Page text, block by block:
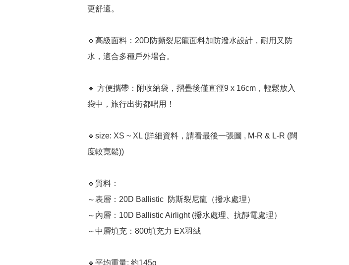
更舒適。
🔹高級面料：20D防撕裂尼龍面料加防潑水設計，耐用又防
水，適合多種戶外場合。
🔹 方便攜帶：附收納袋，摺疊後僅直徑9 x 16cm，輕鬆放入
袋中，旅行出街都啱用！
🔹size: XS ~ XL (詳細資料，請看最後一張圖 , M-R & L-R (闊
度較寬鬆))
🔹質料：
～表層：20D Ballistic  防斯裂尼龍（撥水處理）
～內層：10D Ballistic Airlight (撥水處理、抗靜電處理）
～中層填充：800填充力 EX羽絨
🔹平均重量: 約145g